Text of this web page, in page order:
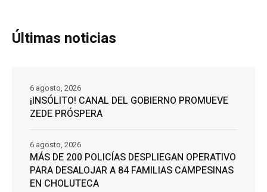
Últimas noticias
¡INSÓLITO! CANAL DEL GOBIERNO PROMUEVE
ZEDE PRÓSPERA
6 agosto, 2026
MÁS DE 200 POLICÍAS DESPLIEGAN OPERATIVO
PARA DESALOJAR A 84 FAMILIAS CAMPESINAS
EN CHOLUTECA
6 agosto, 2026